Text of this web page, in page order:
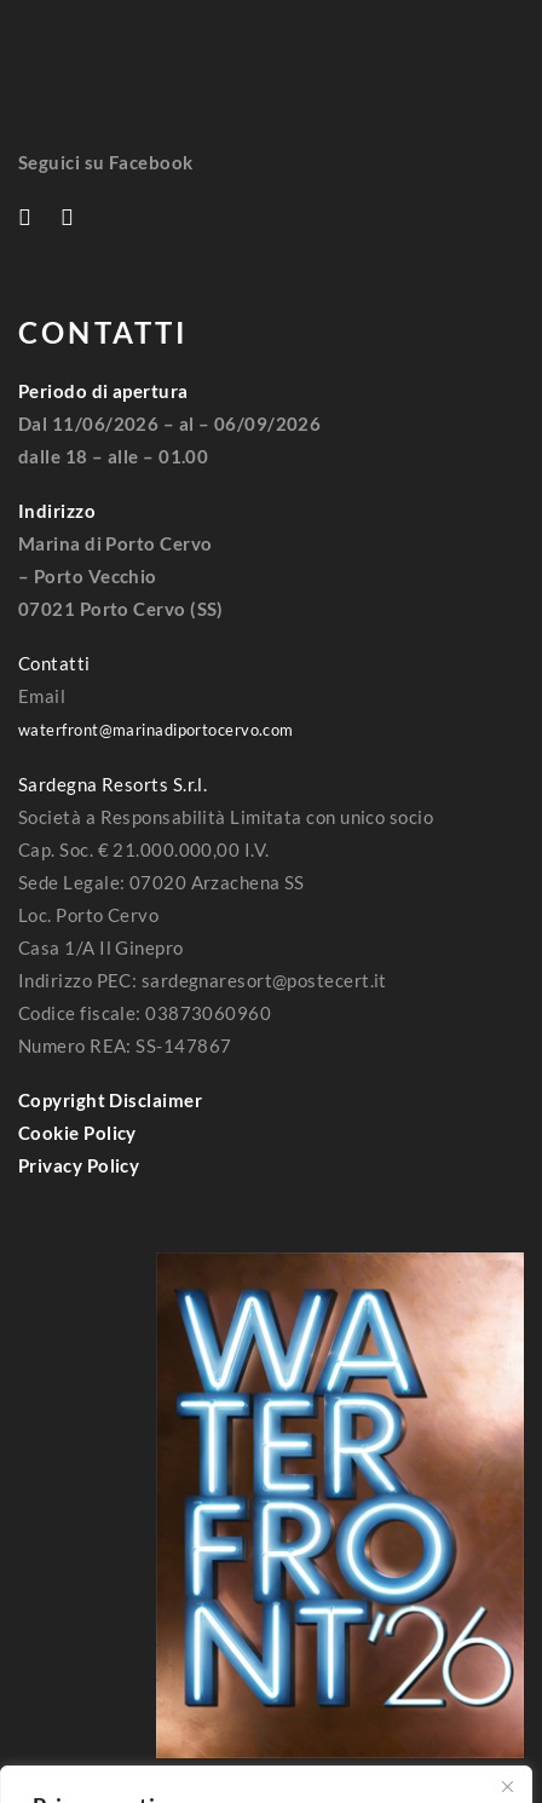
Seguici su Facebook
CONTATTI
Periodo di apertura
Dal 11/06/2026 – al – 06/09/2026
dalle 18 – alle – 01.00
Indirizzo
Marina di Porto Cervo
– Porto Vecchio
07021 Porto Cervo (SS)
Contatti
Email
waterfront@marinadiportocervo.com
Sardegna Resorts S.r.l.
Società a Responsabilità Limitata con unico socio
Cap. Soc. € 21.000.000,00 I.V.
Sede Legale: 07020 Arzachena SS
Loc. Porto Cervo
Casa 1/A Il Ginepro
Indirizzo PEC: sardegnaresort@postecert.it
Codice fiscale: 03873060960
Numero REA: SS-147867
Copyright Disclaimer
Cookie Policy
Privacy Policy